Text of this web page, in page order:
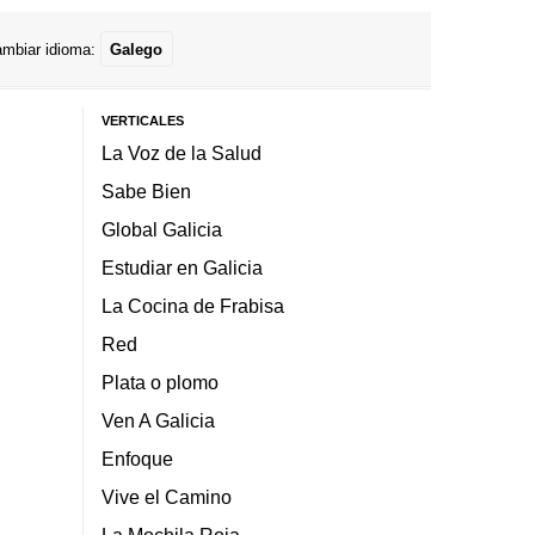
idioma: Galego
VERTICALES
La Voz de la Salud
Sabe Bien
Global Galicia
Estudiar en Galicia
La Cocina de Frabisa
Red
Plata o plomo
Ven A Galicia
Enfoque
Vive el Camino